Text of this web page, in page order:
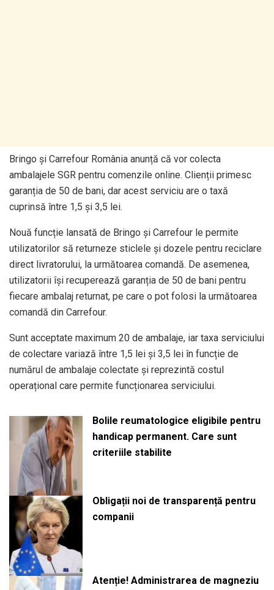
Bringo și Carrefour România anunță că vor colecta
ambalajele SGR pentru comenzile online. Clienții primesc
garanția de 50 de bani, dar acest serviciu are o taxă
cuprinsă între 1,5 și 3,5 lei.
Nouă funcție lansată de Bringo și Carrefour le permite
utilizatorilor să returneze sticlele și dozele pentru reciclare
direct livratorului, la următoarea comandă. De asemenea,
utilizatorii își recuperează garanția de 50 de bani pentru
fiecare ambalaj returnat, pe care o pot folosi la următoarea
comandă din Carrefour.
Sunt acceptate maximum 20 de ambalaje, iar taxa serviciului
de colectare variază între 1,5 lei și 3,5 lei în funcție de
numărul de ambalaje colectate și reprezintă costul
operațional care permite funcționarea serviciului.
Bolile reumatologice eligibile pentru
handicap permanent. Care sunt
criteriile stabilite
Obligații noi de transparență pentru
companii
Atenție! Administrarea de magneziu